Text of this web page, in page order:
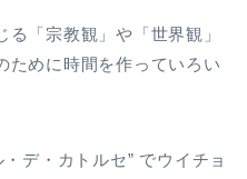
「宗教観」や「世界観」
ために時間を作っていろい
デ・カトルセ” でウイチョ